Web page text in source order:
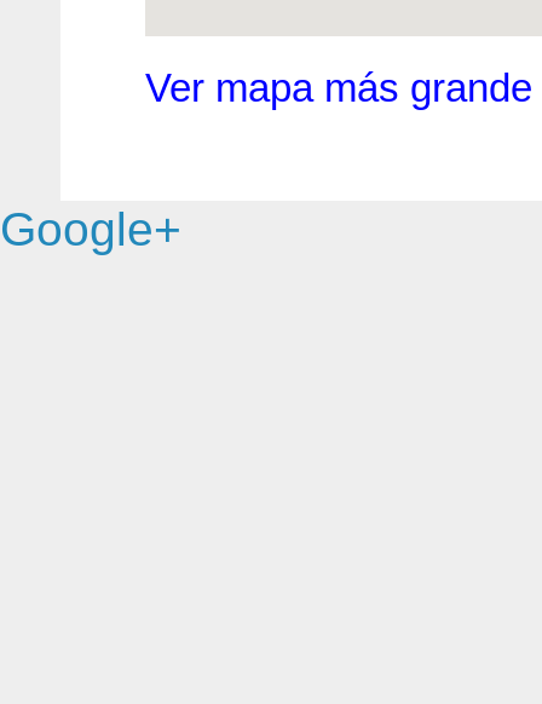
Ver mapa más grande
Google+